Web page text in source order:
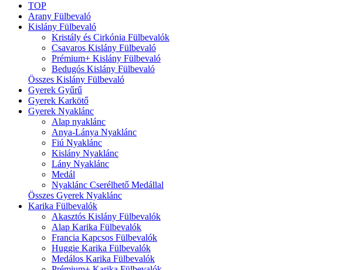
TOP
Arany Fülbevaló
Kislány Fülbevaló
Kristály és Cirkónia Fülbevalók
Csavaros Kislány Fülbevaló
Prémium+ Kislány Fülbevaló
Bedugós Kislány Fülbevaló
Összes Kislány Fülbevaló
Gyerek Gyűrű
Gyerek Karkötő
Gyerek Nyaklánc
Alap nyaklánc
Anya-Lánya Nyaklánc
Fiú Nyaklánc
Kislány Nyaklánc
Lány Nyaklánc
Medál
Nyaklánc Cserélhető Medállal
Összes Gyerek Nyaklánc
Karika Fülbevalók
Akasztós Kislány Fülbevalók
Alap Karika Fülbevalók
Francia Kapcsos Fülbevalók
Huggie Karika Fülbevalók
Medálos Karika Fülbevalók